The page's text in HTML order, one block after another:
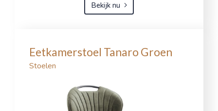
Bekijk nu
Eetkamerstoel Tanaro Groen
Stoelen